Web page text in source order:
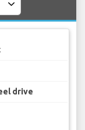
drive